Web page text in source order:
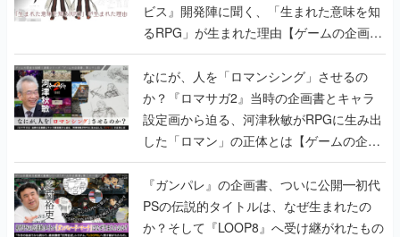
ビス』開発陣に聞く、「生まれた意味を知
るRPG」が生まれた理由【ゲームの企画
書】
なにが、人を「ロマンシング」させるの
か？『ロマサガ2』当時の企画書とキャラ
設定画から迫る、河津秋敏がRPGに生み出
した「ロマン」の正体とは【ゲームの企画
書】
『ガンパレ』の企画書、ついに公開━初代
PSの伝説的タイトルは、なぜ生まれたの
か？そして『LOOP8』へ受け継がれたもの